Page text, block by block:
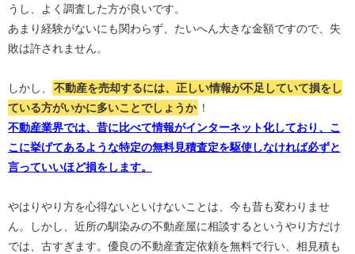
うし、よく調査した方が良いです。
あまり経験がないにも関わらず、たいへん大きな金額ですので、失
敗は許されません。
しかし、
不動産を売却するには、正しい情報が不足していて損をし
ている方がいかに多いことでしょうか ！
不動産業界では、昔に比べて情報がインターネット化しており、こ
こに挙げてあるような特定の無料見積査定を駆使しなければ必ずと
言っていいほど損をします。
やはりやり方を心得ないといけないことは、今も昔も変わりませ
ん。しかし、近所の馴染みの不動産屋に相談するというやり方だけ
では、古すぎます。優良の不動産査定依頼を無料で行い、相見積も